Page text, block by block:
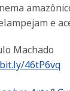
e
Machado
46tP6vq